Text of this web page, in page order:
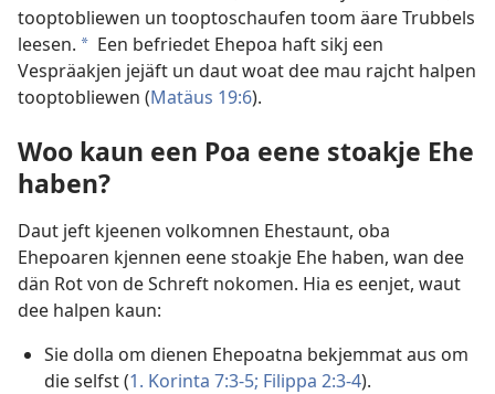
tooptobliewen un tooptoschaufen toom äare Trubbels
leesen. a Een befriedet Ehepoa haft sikj een
Vespräakjen jejäft un daut woat dee mau rajcht halpen
tooptobliewen (Matäus 19:6).
Woo kaun een Poa eene stoakje Ehe
haben?
Daut jeft kjeenen volkomnen Ehestaunt, oba
Ehepoaren kjennen eene stoakje Ehe haben, wan dee
dän Rot von de Schreft nokomen. Hia es eenjet, waut
dee halpen kaun:
Sie dolla om dienen Ehepoatna bekjemmat aus om
die selfst (1. Korinta 7:3-5; Filippa 2:3-4).